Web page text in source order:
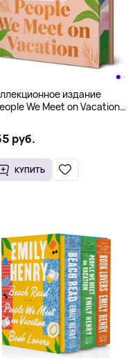
издание
We Meet on Vacation"
руб.
КУПИТЬ